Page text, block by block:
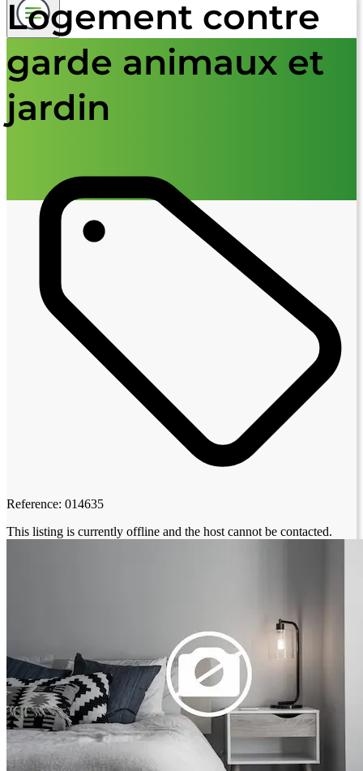
Logement contre
garde animaux et
jardin
Reference: 014635
This listing is currently offline and the host cannot be contacted.